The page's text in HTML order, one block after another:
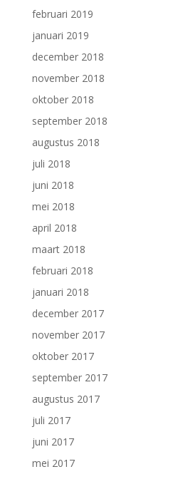
februari 2019
januari 2019
december 2018
november 2018
oktober 2018
september 2018
augustus 2018
juli 2018
juni 2018
mei 2018
april 2018
maart 2018
februari 2018
januari 2018
december 2017
november 2017
oktober 2017
september 2017
augustus 2017
juli 2017
juni 2017
mei 2017